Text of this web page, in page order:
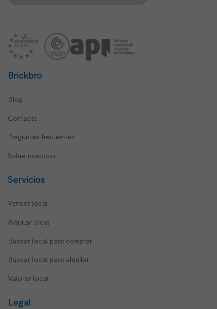
Brickbro
Blog
Contacto
Preguntas frecuentes
Sobre nosotros
Servicios
Vender local
Alquilar local
Buscar local para comprar
Buscar local para alquilar
Valorar local
Legal